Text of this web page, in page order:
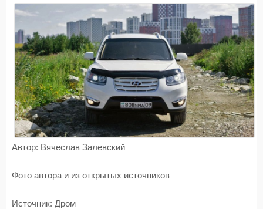
Автор: Вячеслав Залевский
Фото автора и из открытых источников
Источник: Дром